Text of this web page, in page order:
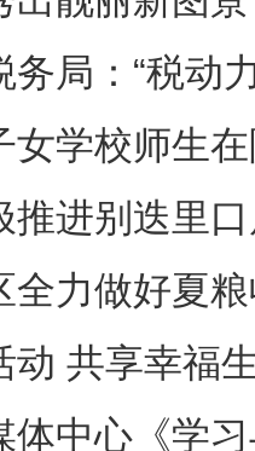
务局：“税动
女学校师生
推进别迭里
全力做好夏
动 共享幸福
体中心《学